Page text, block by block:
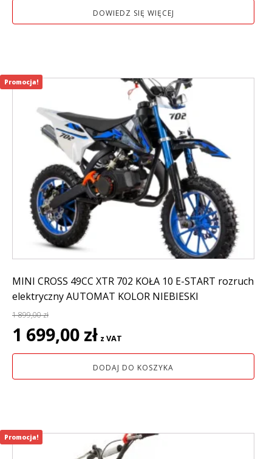
DOWIEDZ SIĘ WIĘCEJ
MINI CROSS 49CC XTR 702 KOŁA 10 E-START rozruch
elektryczny AUTOMAT KOLOR NIEBIESKI
1 899,00zł
Pierwotna
cena
wynosiła:
1 699,00 zł cena
wynosi:
1
z VAT
DODAJ DO KOSZYKA
Promocja!
Promocja!